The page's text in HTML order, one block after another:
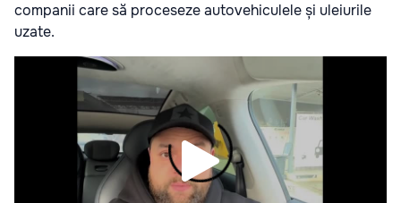
companii care să proceseze autovehiculele și uleiurile
uzate.